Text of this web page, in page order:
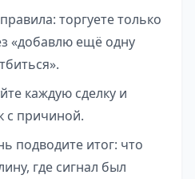
торгуете только
«добавлю ещё одну
каждую сделку и
с причиной.
подводите итог: что
где сигнал был